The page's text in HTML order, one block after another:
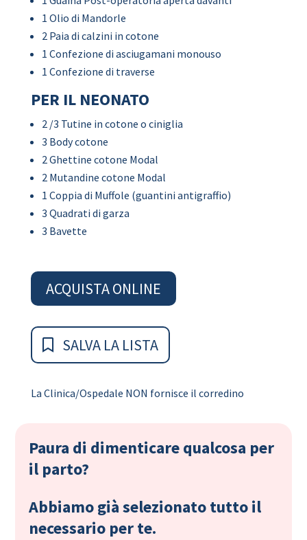
1 Olio di Mandorle
2 Paia di calzini in cotone
1 Confezione di asciugamani monouso
1 Confezione di traverse
PER IL NEONATO
2 /3 Tutine in cotone o ciniglia
3 Body cotone
2 Ghettine cotone Modal
2 Mutandine cotone Modal
1 Coppia di Muffole (guantini antigraffio)
3 Quadrati di garza
3 Bavette
ACQUISTA ONLINE
SALVA LA LISTA
La Clinica/Ospedale NON fornisce il corredino
Paura di dimenticare qualcosa per
il parto?
Abbiamo già selezionato tutto il
necessario per te.